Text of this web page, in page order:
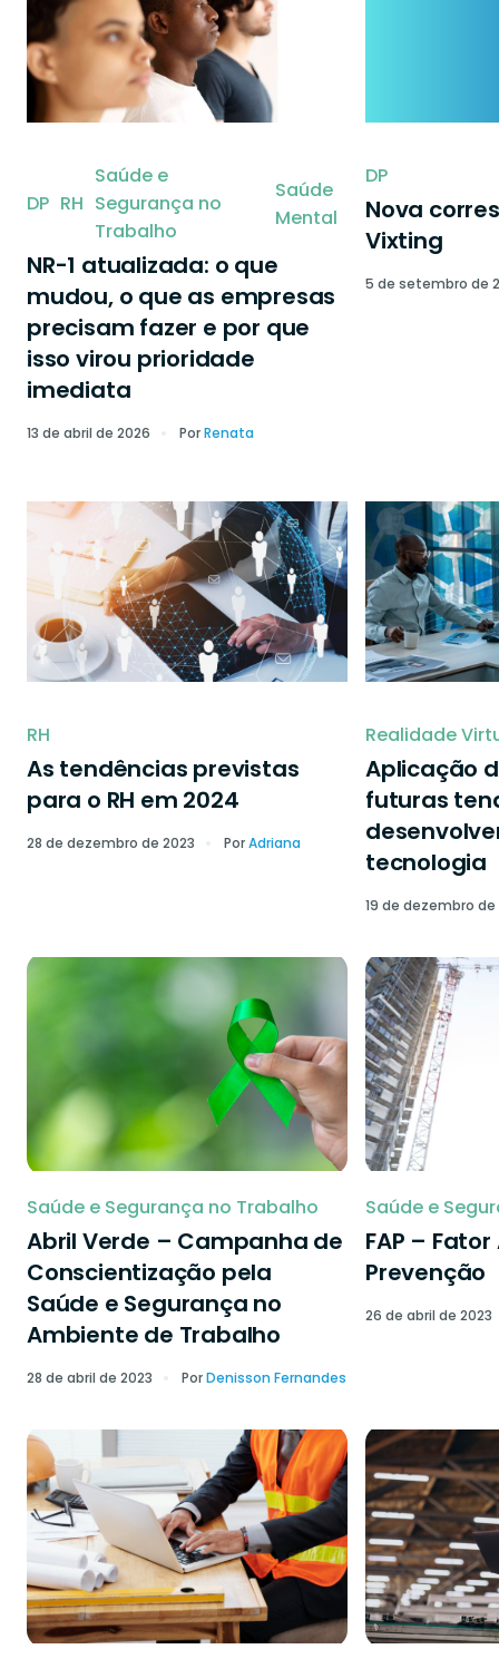
DP RH
Saúde e
Segurança no
Trabalho
Saúde
Mental
NR-1 atualizada: o que
mudou, o que as empresas
precisam fazer e por que
isso virou prioridade
imediata
13 de abril de 2026 PorRenata
DP
Nova
Vixting
5 de setembro de
RH
As tendências previstas
para o RH em 2024
28 de dezembro de 2023 PorAdriana
Realidade
Aplicação
futuras
tecnologia
19 de dezembro de
Saúde e Segurança no Trabalho
Abril Verde – Campanha de
Conscientização pela
Saúde e Segurança no
Ambiente de Trabalho
28 de abril de 2023 PorDenisson Fernandes
Saúde e
FAP –
Prevenção
26 de abril de 2023